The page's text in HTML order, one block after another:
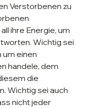
Verstorbenen zu
ihre Energie, um
Wichtig sei
um einen
handele, dem
die
Wichtig sei auch
nicht jeder